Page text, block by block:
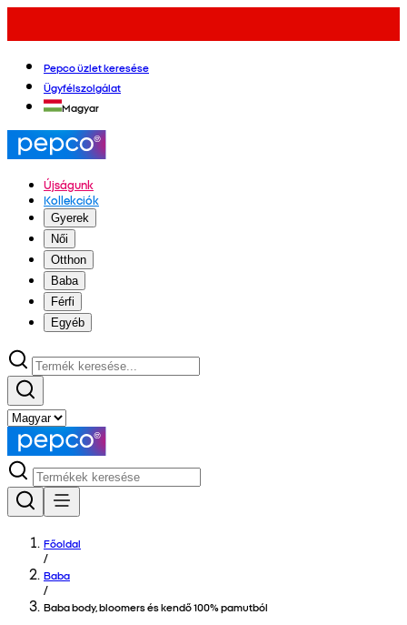
Pepco üzlet keresése
Ügyfélszolgálat
Magyar
Újságunk
Kollekciók
Gyerek
Női
Otthon
Baba
Férfi
Egyéb
Főoldal
/
Baba
/
Baba body, bloomers és kendő 100% pamutból